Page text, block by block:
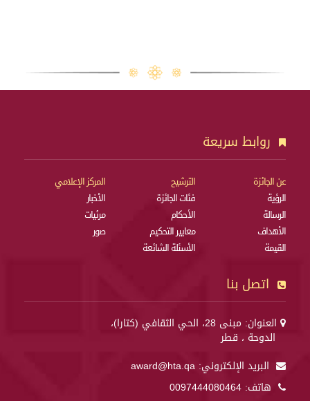
روابط سريعة
عن الجائزة
الرؤية
الرسالة
الأهداف
القيمة
الترشيح
فئات الجائزة
الأحكام
معايير التحكيم
الأسئلة الشائعة
المركز الإعلامي
الأخبار
مرئيات
صور
اتصل بنا
العنوان: مبنى 28، الحي الثقافي (كتارا)،
الدوحة ، قطر
البريد الإلكتروني: award@hta.qa
هاتف: 0097444080464